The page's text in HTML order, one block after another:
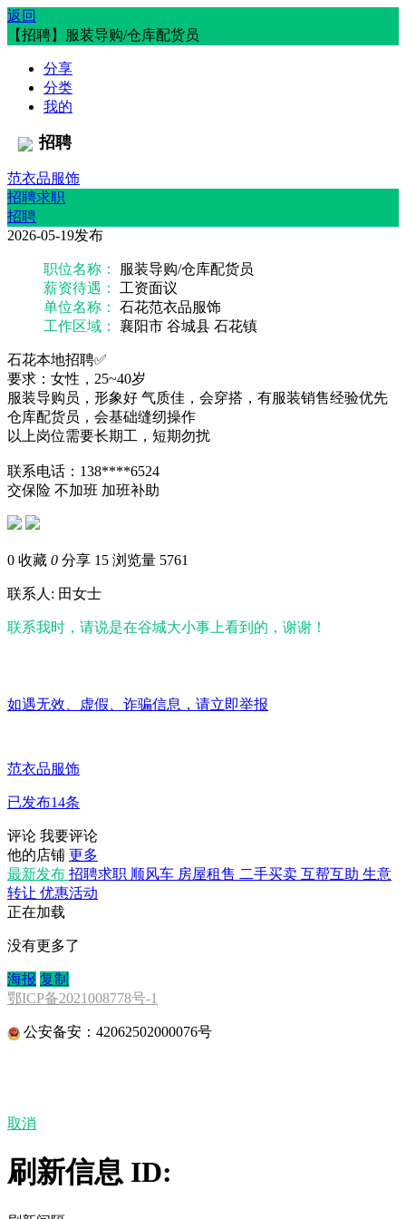
返回
【招聘】服装导购/仓库配货员
分享
分类
我的
招聘
范衣品服饰
招聘求职
招聘
2026-05-19发布
职位名称：
服装导购/仓库配货员
薪资待遇：
工资面议
单位名称：
石花范衣品服饰
工作区域：
襄阳市 谷城县 石花镇
石花本地招聘✅
要求：女性，25~40岁
服装导购员，形象好 气质佳，会穿搭，有服装销售经验优先
仓库配货员，会基础缝纫操作
以上岗位需要长期工，短期勿扰
联系电话：138****6524
交保险 不加班 加班补助
0 收藏 0 分享 15 浏览量 5761
联系人: 田女士
联系我时，请说是在谷城大小事上看到的，谢谢！
如遇无效、虚假、诈骗信息，请立即举报
范衣品服饰
已发布14条
评论 我要评论
他的店铺 更多
最新发布 招聘求职 顺风车 房屋租售 二手买卖 互帮互助 生意
转让 优惠活动
正在加载
没有更多了
海报 复制
鄂ICP备2021008778号-1
公安备安：42062502000076号
取消
刷新信息 ID: